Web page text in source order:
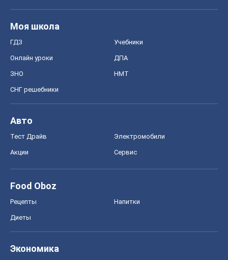
Моя школа
ГДЗ Учебники
Онлайн уроки ДПА
ЗНО НМТ
СНГ решебники
Авто
Тест Драйв Электромобили
Акции Сервис
Food Oboz
Рецепты Напитки
Диеты
Экономика